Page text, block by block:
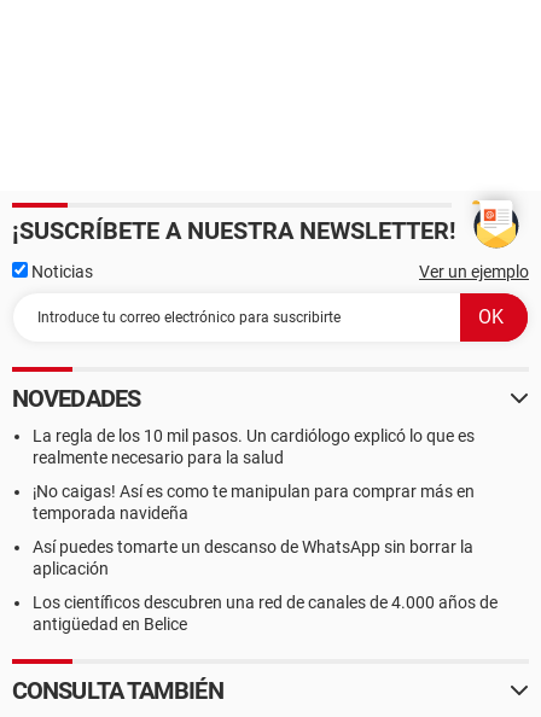
¡SUSCRÍBETE A NUESTRA NEWSLETTER!
Noticias Ver un ejemplo
NOVEDADES
La regla de los 10 mil pasos. Un cardiólogo explicó lo que es
realmente necesario para la salud
¡No caigas! Así es como te manipulan para comprar más en
temporada navideña
Así puedes tomarte un descanso de WhatsApp sin borrar la
aplicación
Los científicos descubren una red de canales de 4.000 años de
antigüedad en Belice
CONSULTA TAMBIÉN